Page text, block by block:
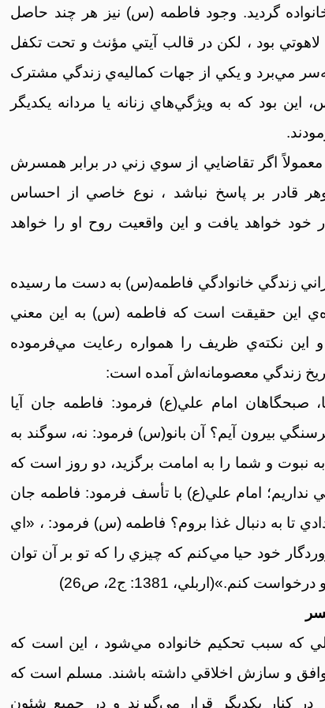
گرديد. وجود فاطمه (س) نيز هر چند حاصل
بود ، لکن در قالب آيتي مؤنث و تحت تکفل
مي‌برد و يکي از جهات کماليه‌ي زندگي مشترک
اين بود که به ويژگي‌هاي زنانه يا مردانه يکديگر
اگر تقاضايي از سوي زني در برابر همسرش
قادر بر پاسخ نباشد ، نوع خاصي از احساس
خواهد يافت و اين واقعيت روح او را خواهد
زندگي خانوادگي فاطمه(س) به دست ما رسيده
اين حقيقت است که فاطمه (س) به اين معني
و اين نکته‌ي ظريف را همواره رعايت مي‌فرموده
زندگي معصومانه‌اش آمده است:
صبحگاهان امام علي(ع) فرمود: فاطمه جان آيا
بيرون آيم؟ آن بانو(س) فرمود: نه، سوگند به
نبوت و شما را به امامت برگزيد، دو روز است که
نداريم؛ امام علي(ع) با تأسف فرمود: فاطمه جان
تا به دنبال غذا بروم؟ فاطمه (س) فرمود: ، «اي
خود حيا مي‌کنم که چيزي را که تو بر آن توان
کنم.»(اربلي، 1381: ج2، ص26)
که سبب تحکيم خانواده مي‌شود ، اين است که
و سازش اخلاقي داشته باشند. مسلم است که
کنار يکديگر قرار مي‌گيرند و در جميع شئون